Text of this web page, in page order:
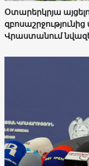
Օտարերկրյա
Վրաստանում